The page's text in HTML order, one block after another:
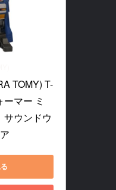
TOMY) T-
マー ミ
サウンドウ